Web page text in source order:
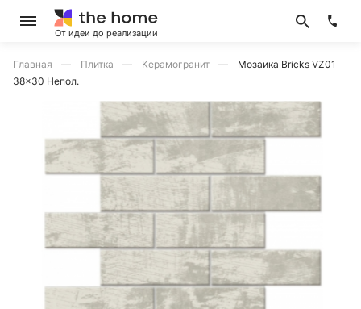
От идеи до реализации
Главная Плитка Керамогранит
Мозаика Bricks VZ01
38x30 Непол.